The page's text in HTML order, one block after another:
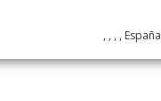
, , , ,